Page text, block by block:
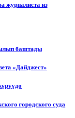
журналиста из
баштады
«Дайджест»
городского суда